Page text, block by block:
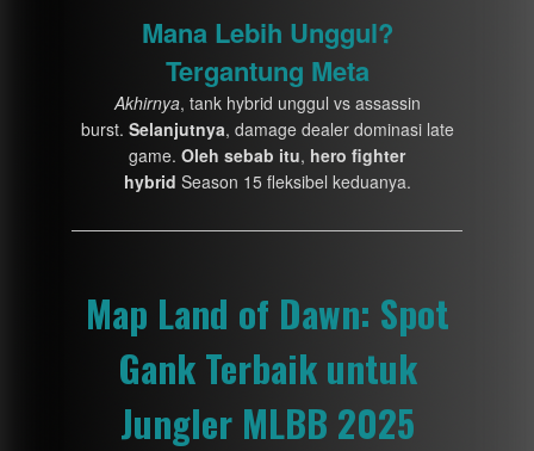
Mana Lebih Unggul?
Tergantung Meta
Akhirnya, tank hybrid unggul vs assassin
burst. Selanjutnya, damage dealer dominasi late
game. Oleh sebab itu, hero fighter
hybrid Season 15 fleksibel keduanya.
Map Land of Dawn: Spot
Gank Terbaik untuk
Jungler MLBB 2025